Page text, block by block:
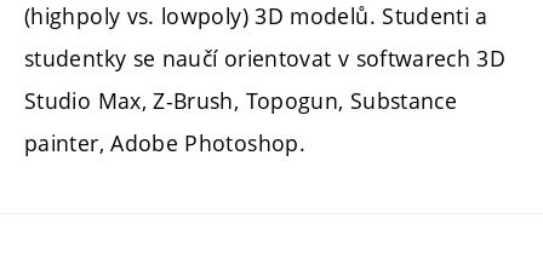
(highpoly vs. lowpoly) 3D modelů. Studenti a
studentky se naučí orientovat v softwarech 3D
Studio Max, Z-Brush, Topogun, Substance
painter, Adobe Photoshop.